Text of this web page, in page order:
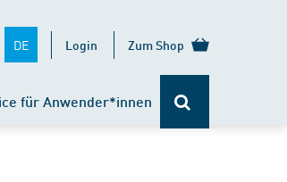
DE Login Zum Shop
für Anwender*innen